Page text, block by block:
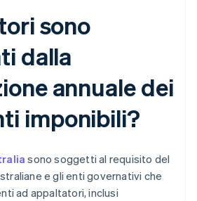
sono
dalla
annuale dei
imponibili?
sono soggetti al requisito del
e gli enti governativi che
ad appaltatori, inclusi